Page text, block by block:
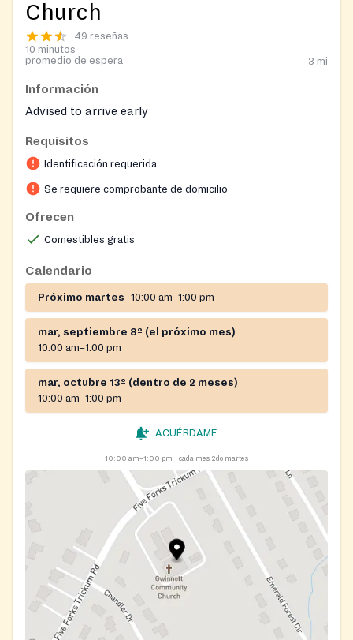
Church
49 reseñas
10 minutos
promedio de espera
3 mi
Información
Advised to arrive early
Requisitos
Identificación requerida
Se requiere comprobante de domicilio
Ofrecen
Comestibles gratis
Calendario
Próximo martes 10:00 am–1:00 pm
mar, septiembre 8º (el próximo mes)
10:00 am–1:00 pm
mar, octubre 13º (dentro de 2 meses)
10:00 am–1:00 pm
ACUÉRDAME
10:00 am–1:00 pm cada mes 2do martes